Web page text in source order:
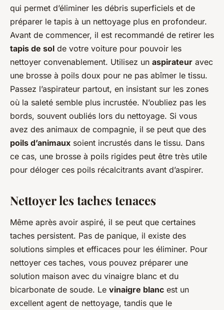
qui permet d’éliminer les débris superficiels et de
préparer le tapis à un nettoyage plus en profondeur.
Avant de commencer, il est recommandé de retirer les
tapis de sol de votre voiture pour pouvoir les
nettoyer convenablement. Utilisez un aspirateur avec
une brosse à poils doux pour ne pas abîmer le tissu.
Passez l’aspirateur partout, en insistant sur les zones
où la saleté semble plus incrustée. N’oubliez pas les
bords, souvent oubliés lors du nettoyage. Si vous
avez des animaux de compagnie, il se peut que des
poils d’animaux soient incrustés dans le tissu. Dans
ce cas, une brosse à poils rigides peut être très utile
pour déloger ces poils récalcitrants avant d’aspirer.
Nettoyer les taches tenaces
Même après avoir aspiré, il se peut que certaines
taches persistent. Pas de panique, il existe des
solutions simples et efficaces pour les éliminer. Pour
nettoyer ces taches, vous pouvez préparer une
solution maison avec du vinaigre blanc et du
bicarbonate de soude. Le vinaigre blanc est un
excellent agent de nettoyage, tandis que le